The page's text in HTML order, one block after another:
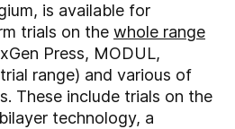
is available for
trials on the whole range
Press, MODUL,
range) and various of
These include trials on the
technology, a